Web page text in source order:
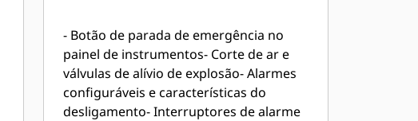
- Botão de parada de emergência no
painel de instrumentos- Corte de ar e
válvulas de alívio de explosão- Alarmes
configuráveis e características do
desligamento- Interruptores de alarme